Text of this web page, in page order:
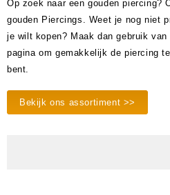
Op zoek naar een gouden piercing?
gouden Piercings. Weet je nog niet
je wilt kopen? Maak dan gebruik
pagina om gemakkelijk de piercing
bent.
Bekijk ons assortiment >>